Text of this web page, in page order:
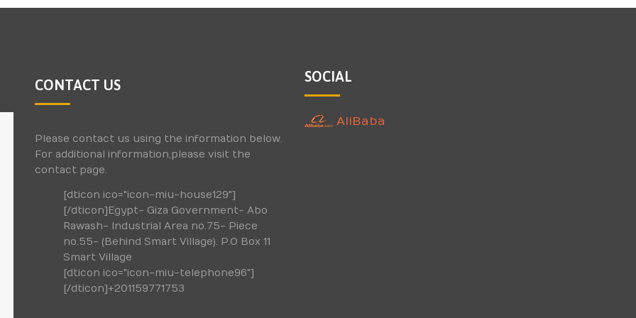
CONTACT US
Please contact us using the information below.
For additional information,please visit the
contact page.
[dticon ico="icon-miu-house129"]
[/dticon]Egypt- Giza Government- Abo
Rawash- Industrial Area no.75- Piece
no.55- (Behind Smart Village). P.O Box 11
Smart Village
[dticon ico="icon-miu-telephone96"]
[/dticon]+201159771753
SOCIAL
AliBaba